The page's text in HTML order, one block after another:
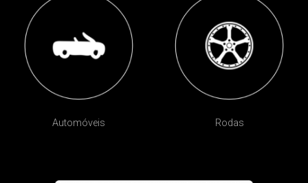
Automóveis Rodas